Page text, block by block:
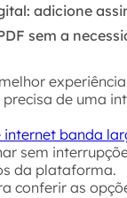
: adicione
sem a
de uma
internet banda
sem
da plataforma.
conferir as